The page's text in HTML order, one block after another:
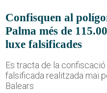
Confisquen al
Palma més de
luxe falsificades
Es tracta de la
falsificada realitzada mai
Balears